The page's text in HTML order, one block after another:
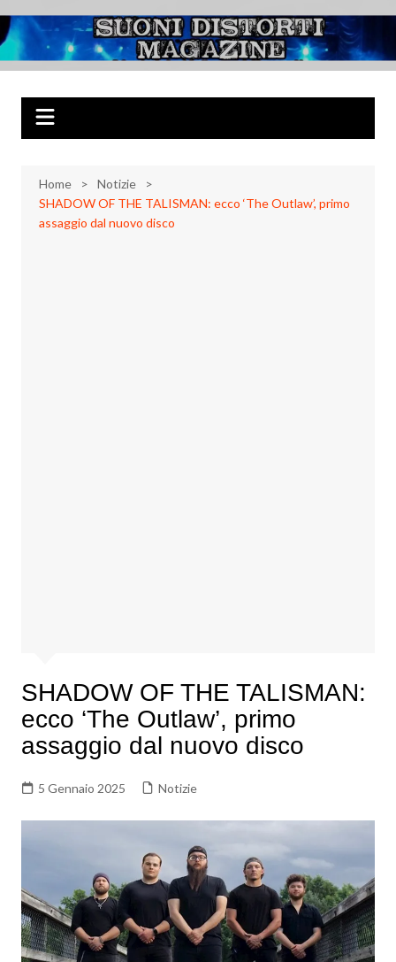
al
contenuto
Suoni Distorti
Magazine
Musica Rock, Metal, Punk e varie sonorità alternative
Home
Notizie
SHADOW OF THE TALISMAN: ecco ‘The Outlaw’, primo
assaggio dal nuovo disco
SHADOW OF THE TALISMAN:
ecco ‘The Outlaw’, primo
assaggio dal nuovo disco
5 Gennaio 2025 Notizie